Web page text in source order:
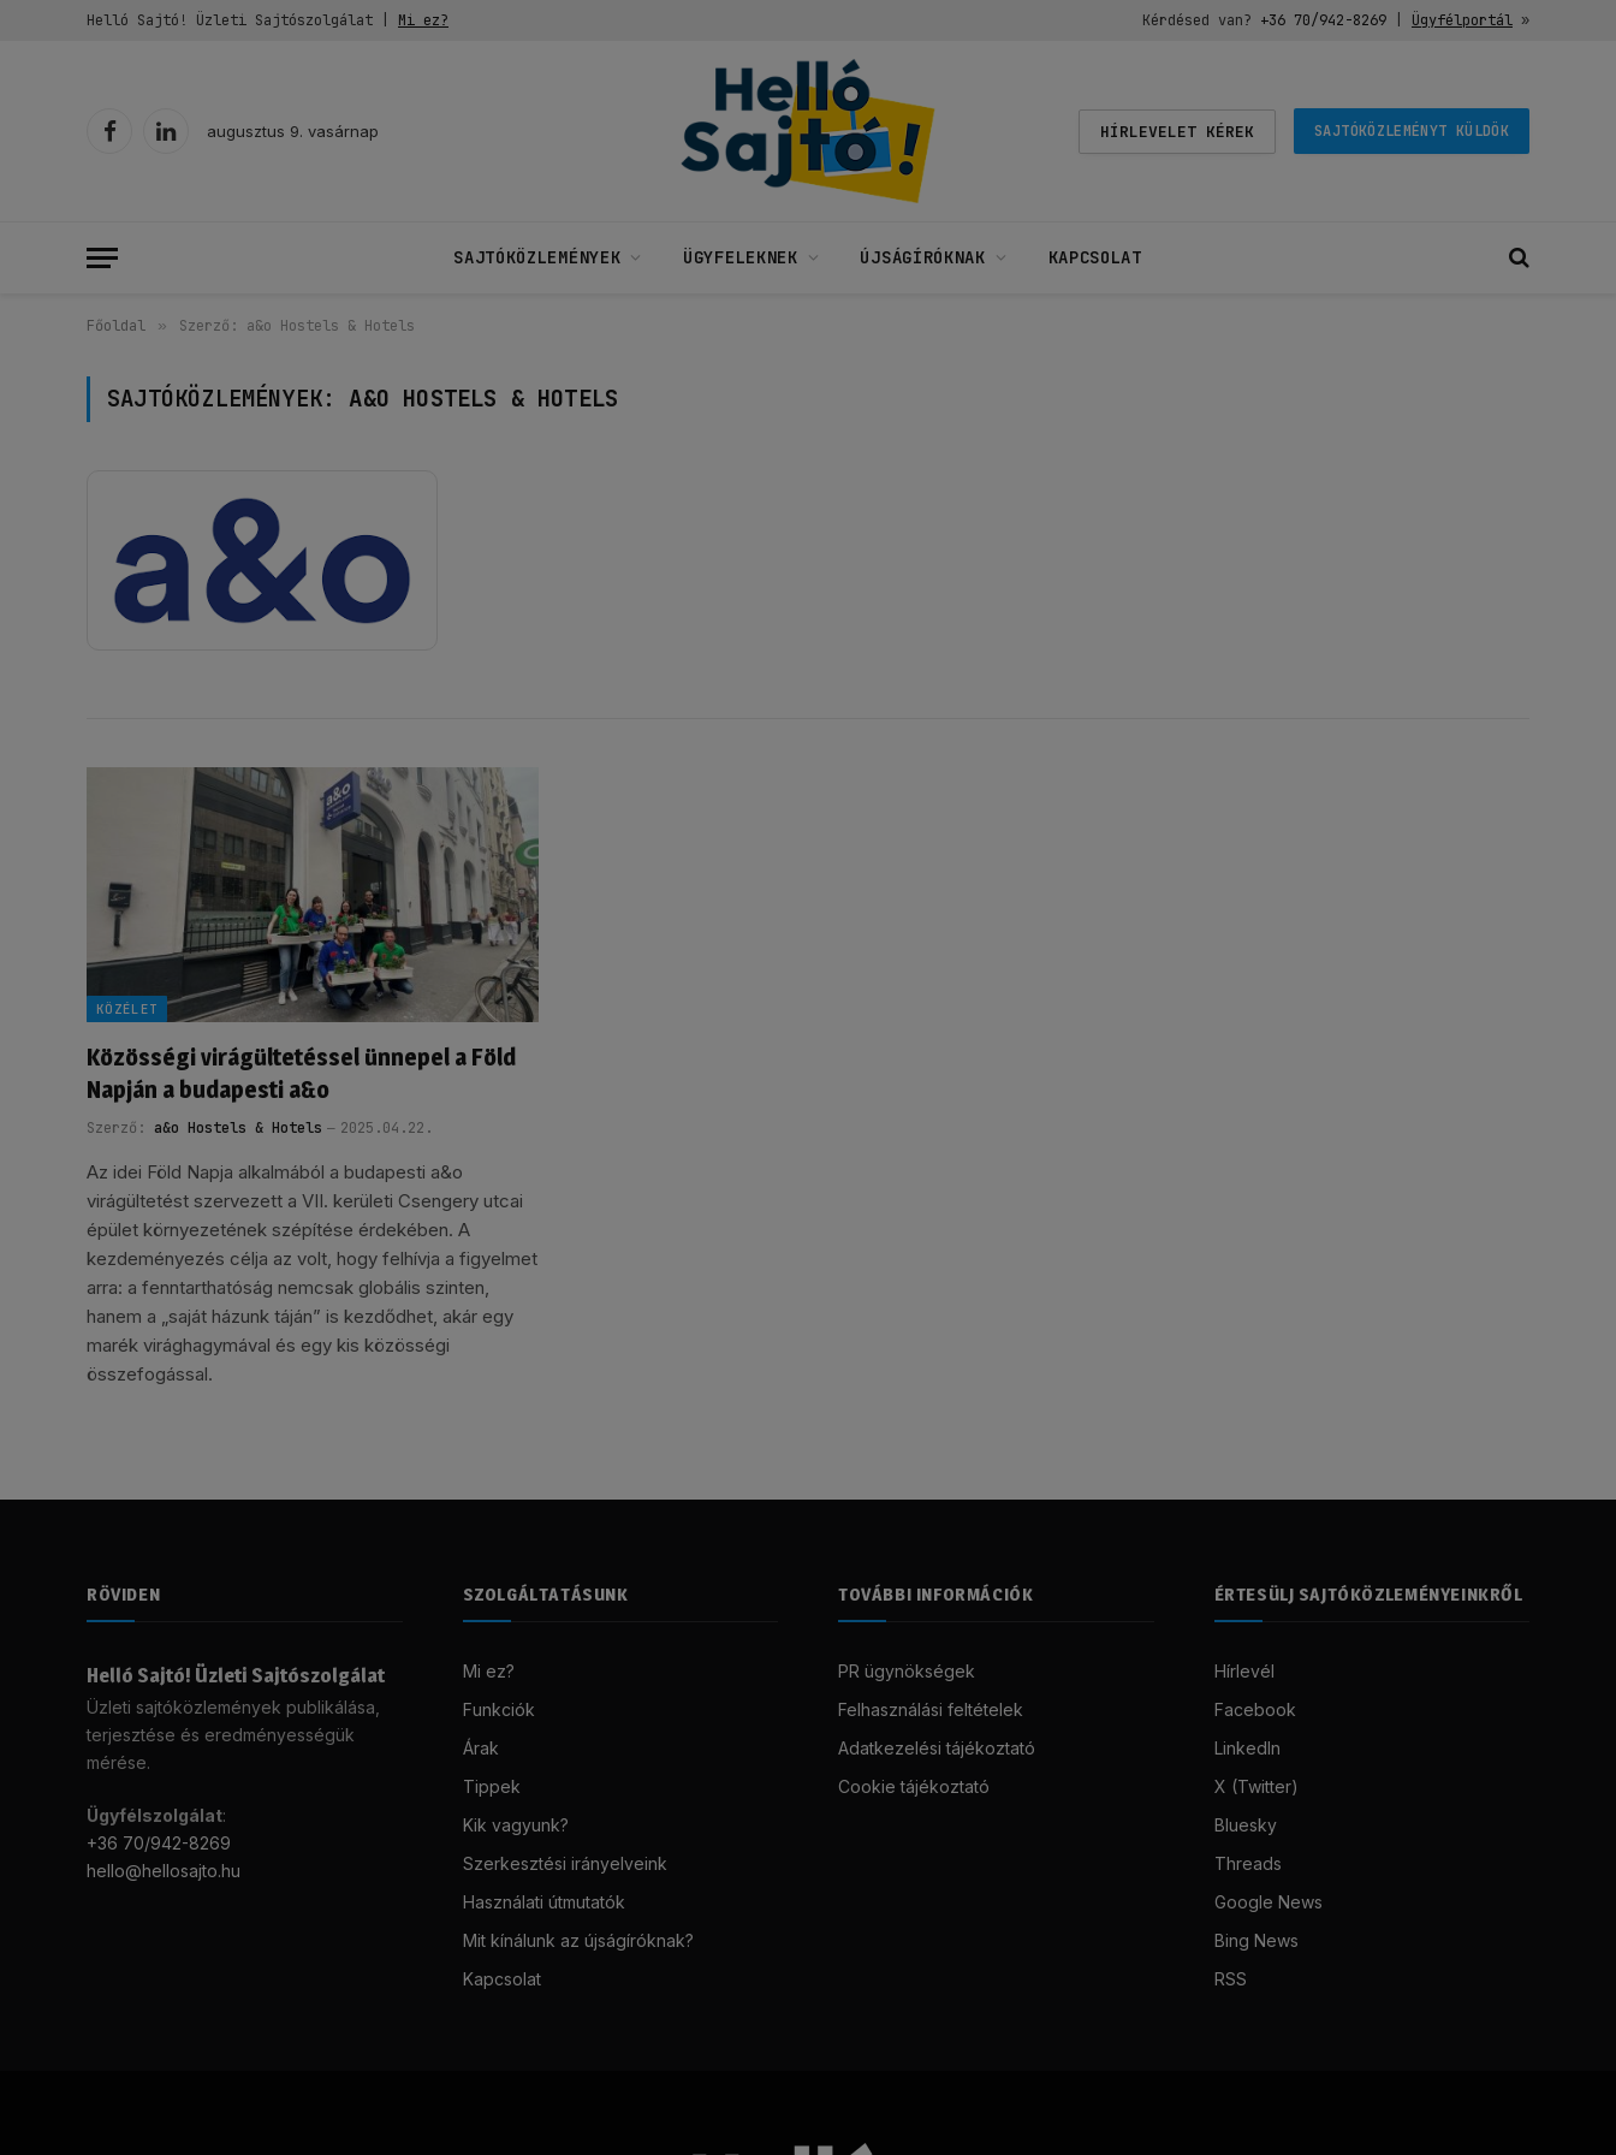
Helló Sajtó! Üzleti Sajtószolgálat | Mi ez? Kérdésed van? +36 70/942-8269| Ügyfélportál»
FacebookLinkedIn
augusztus 9. vasárnap HÍRLEVELET KÉREK SAJTÓKÖZLEMÉNYT KÜLDÖK
SAJTÓKÖZLEMÉNYEK ÜGYFELEKNEK ÚJSÁGÍRÓKNAK KAPCSOLAT
Főoldal » Szerző: a&o Hostels & Hotels
SAJTÓKÖZLEMÉNYEK:A&O HOSTELS & HOTELS
KÖZÉLET
Közösségi virágültetéssel ünnepel a Föld
Napján a budapesti a&o
Szerző: a&o Hostels & Hotels 2025.04.22.
Az idei Föld Napja alkalmából a budapesti a&o
virágültetést szervezett a VII. kerületi Csengery utcai
épület környezetének szépítése érdekében. A
kezdeményezés célja az volt, hogy felhívja a figyelmet
arra: a fenntarthatóság nemcsak globális szinten,
hanem a „saját házunk táján” is kezdődhet, akár egy
marék virághagymával és egy kis közösségi
összefogással.
RÖVIDEN
Helló Sajtó! Üzleti Sajtószolgálat
Üzleti sajtóközlemények publikálása,
terjesztése és eredményességük
mérése.
Ügyfélszolgálat:
+36 70/942-8269
hello@hellosajto.hu
SZOLGÁLTATÁSUNK
Mi ez?
Funkciók
Árak
Tippek
Kik vagyunk?
Szerkesztési irányelveink
Használati útmutatók
Mit kínálunk az újságíróknak?
Kapcsolat
TOVÁBBI INFORMÁCIÓK
PR ügynökségek
Felhasználási feltételek
Adatkezelési tájékoztató
Cookie tájékoztató
ÉRTESÜLJ SAJTÓKÖZLEMÉNYEINKRŐL
Hírlevél
Facebook
LinkedIn
X (Twitter)
Bluesky
Threads
Google News
Bing News
RSS